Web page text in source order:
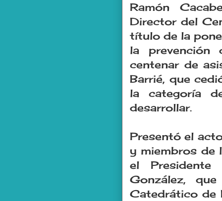
Ramón
Director del
título de la
la prevención
centenar de
Barrié, que
la categoría
desarrollar.
Presentó el
y miembros de
el
González,
Catedrático de